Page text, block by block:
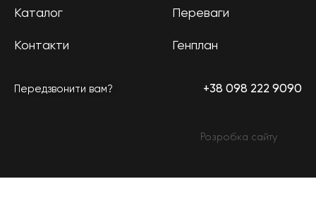
Каталог
Контакти
Переваги
Генплан
+38 098 222 9090
Передзвонити вам?
Розробка сайту